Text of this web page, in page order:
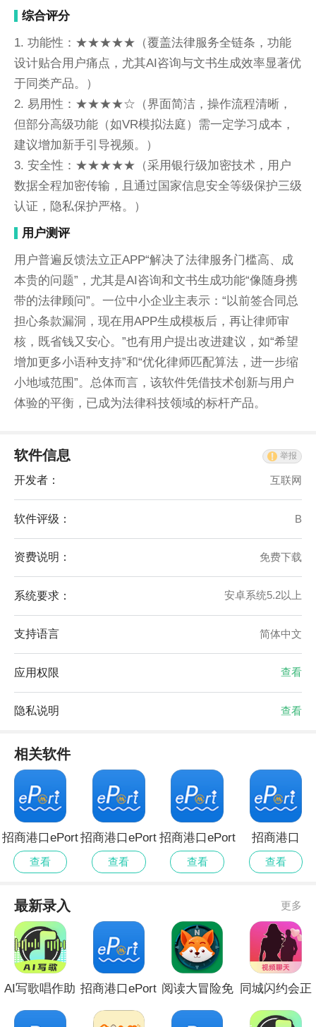
综合评分
1. 功能性：★★★★★（覆盖法律服务全链条，功能
设计贴合用户痛点，尤其AI咨询与文书生成效率显著优
于同类产品。）
2. 易用性：★★★★☆（界面简洁，操作流程清晰，
但部分高级功能（如VR模拟法庭）需一定学习成本，
建议增加新手引导视频。）
3. 安全性：★★★★★（采用银行级加密技术，用户
数据全程加密传输，且通过国家信息安全等级保护三级
认证，隐私保护严格。）
用户测评
用户普遍反馈法立正APP“解决了法律服务门槛高、成
本贵的问题”，尤其是AI咨询和文书生成功能“像随身携
带的法律顾问”。一位中小企业主表示：“以前签合同总
担心条款漏洞，现在用APP生成模板后，再让律师审
核，既省钱又安心。”也有用户提出改进建议，如“希望
增加更多小语种支持”和“优化律师匹配算法，进一步缩
小地域范围”。总体而言，该软件凭借技术创新与用户
体验的平衡，已成为法律科技领域的标杆产品。
软件信息 举报
开发者： 互联网
软件评级： B
资费说明： 免费下载
系统要求： 安卓系统5.2以上
支持语言 简体中文
应用权限 查看
隐私说明 查看
相关软件
招商港口ePort
无会员
查看
招商港口ePort
会员免登录
查看
招商港口ePort
全新版本
查看
招商港口
ePort2026最新
版
查看
最新录入 更多
AI写歌唱作助 招商港口ePort 阅读大冒险免 同城闪约会正